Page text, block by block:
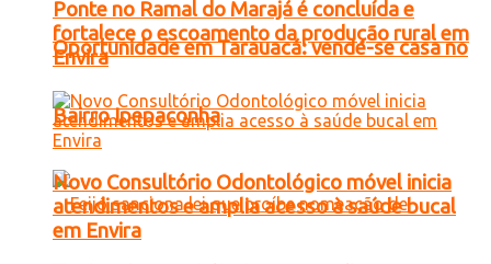
Oportunidade em Tarauacá: vende-se casa no
Bairro Ipepaconha
Ponte no Ramal do Marajá é concluída e
fortalece o escoamento da produção rural em
Envira
Novo Consultório Odontológico móvel inicia
atendimentos e amplia acesso à saúde bucal
em Envira